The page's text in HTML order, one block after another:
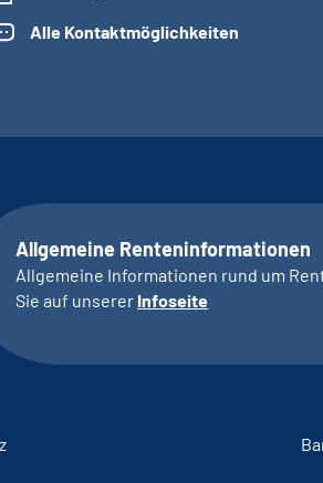
Alle Kontaktmöglichkeiten
Allgemeine Renteninformationen
Allgemeine Informationen rund um
Sie auf unserer Infoseite